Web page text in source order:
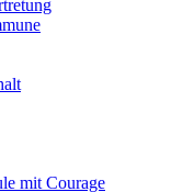
mit Courage